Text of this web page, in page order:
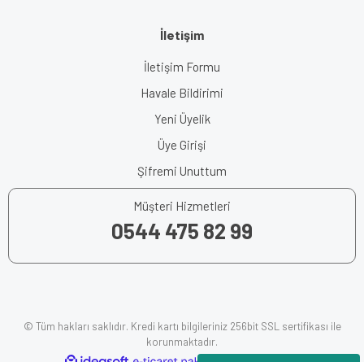
İletişim
İletişim Formu
Havale Bildirimi
Yeni Üyelik
Üye Girişi
Şifremi Unuttum
Müşteri Hizmetleri
0544 475 82 99
© Tüm hakları saklıdır. Kredi kartı bilgileriniz 256bit SSL sertifikası ile
korunmaktadır.